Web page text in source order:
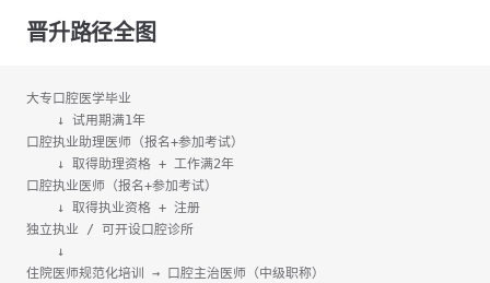
晋升路径全图
大专口腔医学毕业
    ↓ 试用期满1年
口腔执业助理医师（报名+参加考试）
    ↓ 取得助理资格 + 工作满2年
口腔执业医师（报名+参加考试）
    ↓ 取得执业资格 + 注册
独立执业 / 可开设口腔诊所
    ↓
住院医师规范化培训 → 口腔主治医师（中级职称）